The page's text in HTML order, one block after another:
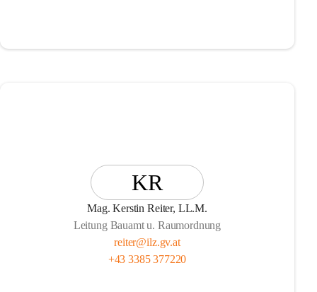
KR
Mag. Kerstin Reiter, LL.M.
Leitung Bauamt u. Raumordnung
reiter@ilz.gv.at
+43 3385 377220